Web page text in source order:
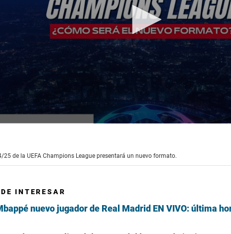
25 de la UEFA Champions League presentará un nuevo formato.
INTERESAR
nuevo jugador de Real Madrid EN VIVO: última